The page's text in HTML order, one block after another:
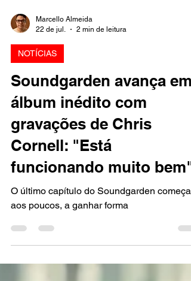
Marcello Almeida
22 de jul.
NOTÍCIAS
Soundgarden avança em
álbum inédito com
gravações de Chris
Cornell: "Está
funcionando muito bem"
aos poucos, a ganhar forma